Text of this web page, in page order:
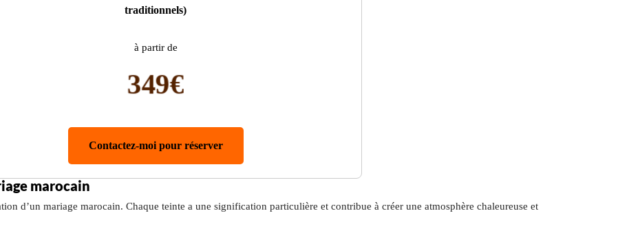
traditionnels)
à partir de
349€
Contactez-moi pour réserver
marocain
d’un mariage marocain. Chaque teinte a une signification particulière et contribue à créer une atmosphère chaleureuse et